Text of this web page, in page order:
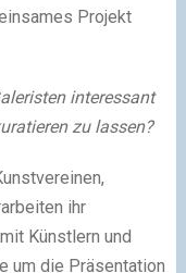
Projekt
interessant
zu lassen?
ihr
Künstlern und
um die Präsentation